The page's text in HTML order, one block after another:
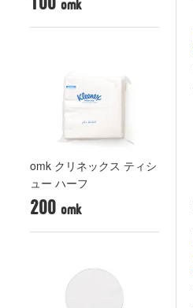
omk クリネックス ティシ
ュー ハーフ
200